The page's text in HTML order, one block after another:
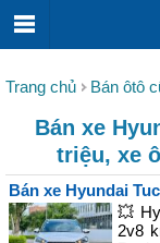
Trang chủ Bán ôtô
Bán xe
triệu, xe
Bán xe Hyundai
💥
2v8